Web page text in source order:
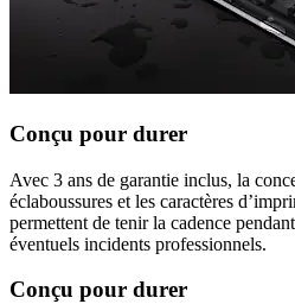
Conçu pour durer
Avec 3 ans de garantie inclus, la
éclaboussures et les caractères
permettent de tenir la cadence
éventuels incidents professionnels.
Conçu pour durer